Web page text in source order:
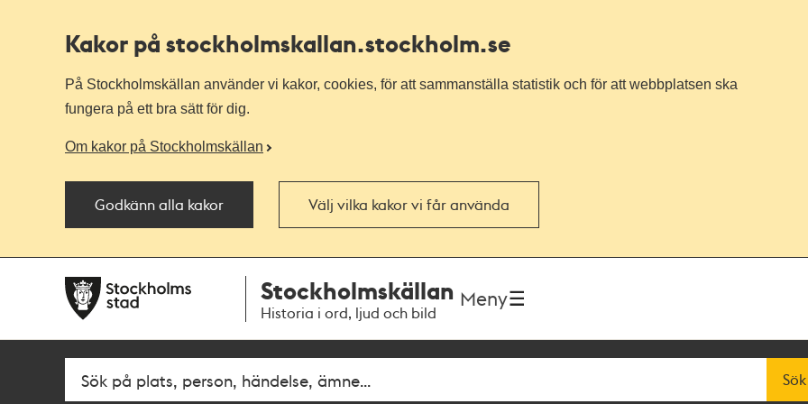
Kakor på stockholmskallan.stockholm.se
På Stockholmskällan använder vi kakor, cookies, för att sammanställa statistik och för att webbplatsen ska
fungera på ett bra sätt för dig.
Om kakor på Stockholmskällan
Godkänn alla kakor Välj vilka kakor vi får använda
navigationen
huvudinnehållet
Stockholmskällan
Historia i ord, ljud och bild
Meny
Fritextsök Sök